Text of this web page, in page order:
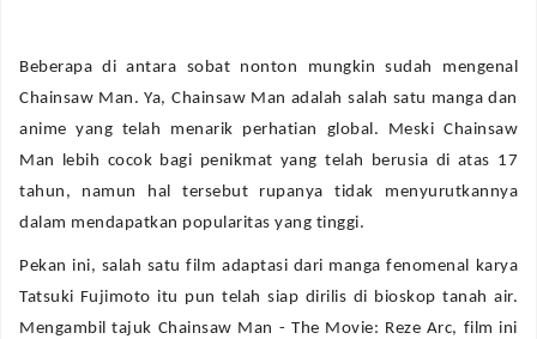
Beberapa di antara sobat nonton mungkin sudah mengenal
Chainsaw Man. Ya, Chainsaw Man adalah salah satu manga dan
anime yang telah menarik perhatian global. Meski Chainsaw
Man lebih cocok bagi penikmat yang telah berusia di atas 17
tahun, namun hal tersebut rupanya tidak menyurutkannya
dalam mendapatkan popularitas yang tinggi.
Pekan ini, salah satu film adaptasi dari manga fenomenal karya
Tatsuki Fujimoto itu pun telah siap dirilis di bioskop tanah air.
Mengambil tajuk Chainsaw Man - The Movie: Reze Arc, film ini